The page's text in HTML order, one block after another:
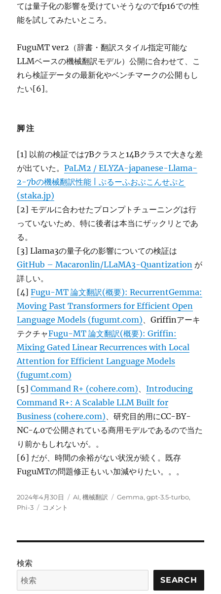
ては量子化の影響を受けていそうなのでfp16での性
能を試してみたいところ。
FuguMT ver2（辞書・翻訳スタイル指定可能な
LLMベースの機械翻訳モデル）公開に合わせて、こ
れら検証データの最新化やベンチマークの公開もし
たい[6]。
脚注
[1] 以前の検証では7Bクラスと14Bクラスで大きな差
が出ていた。PaLM2 / ELYZA-japanese-Llama-
2-7bの機械翻訳性能 | ぷるーふおぶこんせぷと
(staka.jp)
[2] モデルに合わせたプロンプトチューニングは行
っていないため、特に後者は本当にザックリとであ
る。
[3] Llama3の量子化の影響についての検証は
GitHub – Macaronlin/LLaMA3-Quantization が
詳しい。
[4]Fugu-MT 論文翻訳(概要): RecurrentGemma:
Moving Past Transformers for Efficient Open
Language Models (fugumt.com) 、Griffinアーキ
テクチャFugu-MT 論文翻訳(概要): Griffin:
Mixing Gated Linear Recurrences with Local
Attention for Efficient Language Models
(fugumt.com)
[5]Command R+ (cohere.com) 、Introducing
Command R+: A Scalable LLM Built for
Business (cohere.com) 、研究目的用にCC-BY-
NC-4.0で公開されている商用モデルであるので当た
り前かもしれないが。。
[6] だが、時間の余裕がない状況が続く。既存
FuguMTの問題修正もいい加減やりたい。。。
投
稿
2024年4月30日
カ
AI,機械翻訳
タ
Gemma,gpt-3.5-turbo,
Phi-3
Gemma
3
recurrent
コメント
検索
SEARCH